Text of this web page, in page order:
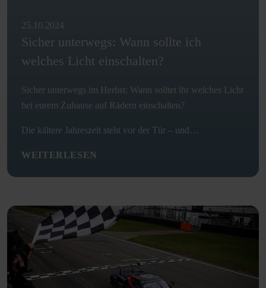
25.10.2024
Sicher unterwegs: Wann sollte ich
welches Licht einschalten?
Sicher unterwegs im Herbst: Wann solltet ihr welches Licht
bei eurem Zuhause auf Rädern einschalten?
Die kältere Jahreszeit steht vor der Tür – und…
WEITERLESEN